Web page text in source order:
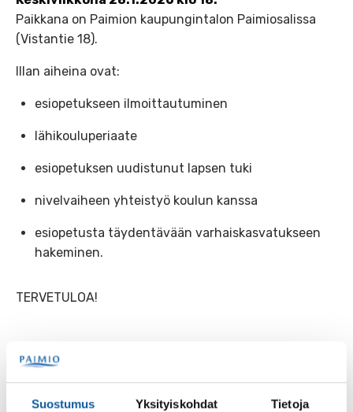
Suostumus Yksityiskohdat Tietoja
Paikkana on Paimion kaupungintalon Paimiosalissa
(Vistantie 18).
Illan aiheina ovat:
esiopetukseen ilmoittautuminen
lähikouluperiaate
esiopetuksen uudistunut lapsen tuki
nivelvaiheen yhteistyö koulun kanssa
esiopetusta täydentävään varhaiskasvatukseen
hakeminen.
TERVETULOA!
Esiopetus-info huoltajille